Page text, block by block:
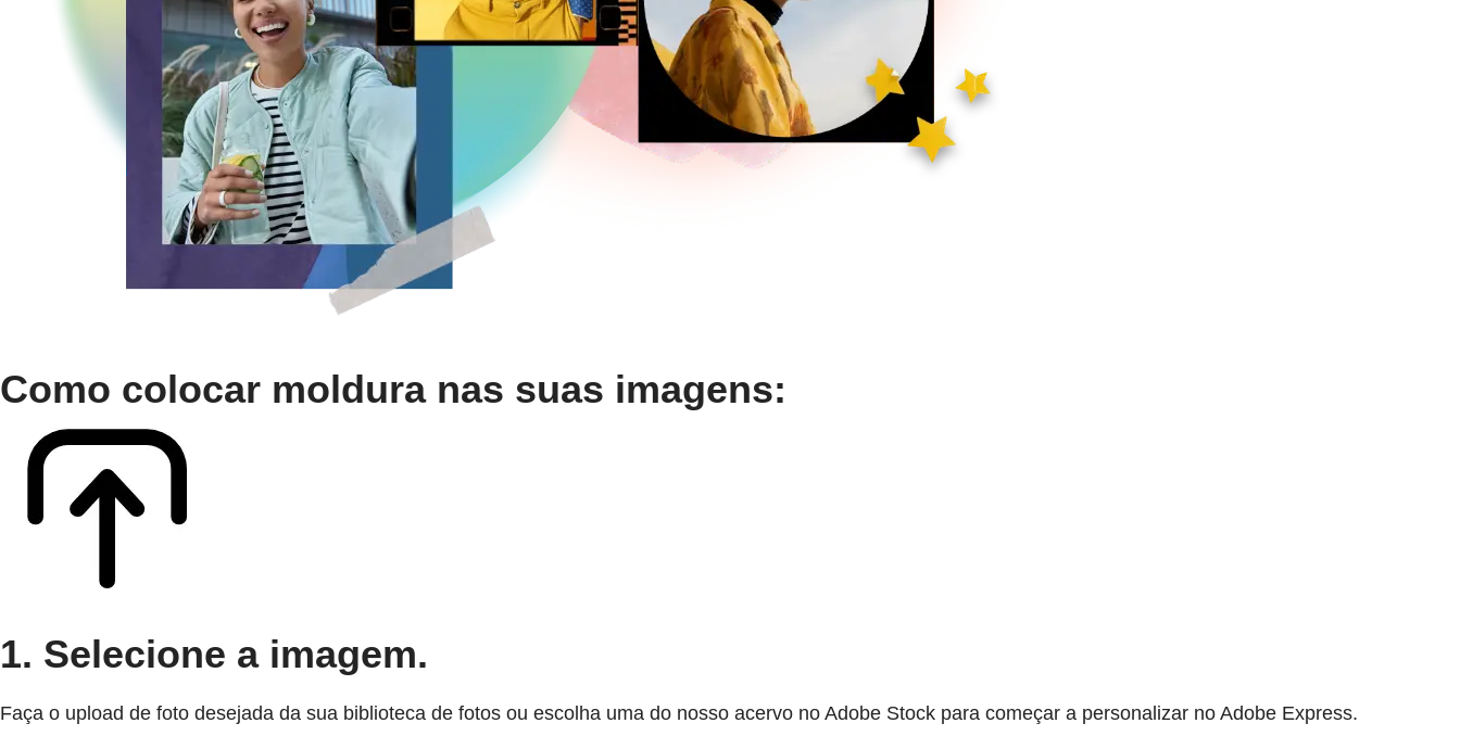
Como colocar moldura nas suas imagens:
1. Selecione a imagem.
Faça o upload de foto desejada da sua biblioteca de fotos ou escolha uma do nosso acervo no Adobe Stock para começar a personalizar no Adobe Express.